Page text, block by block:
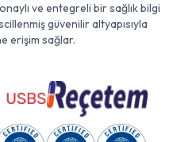
ve entegreli bir sağlık bilgi
güvenilir altyapısıyla
erişim sağlar.